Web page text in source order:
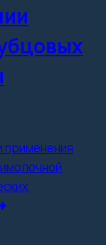
применения